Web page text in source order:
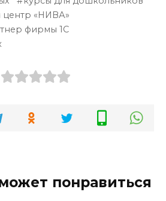
центр «НИВА»
фирмы 1С
понравиться